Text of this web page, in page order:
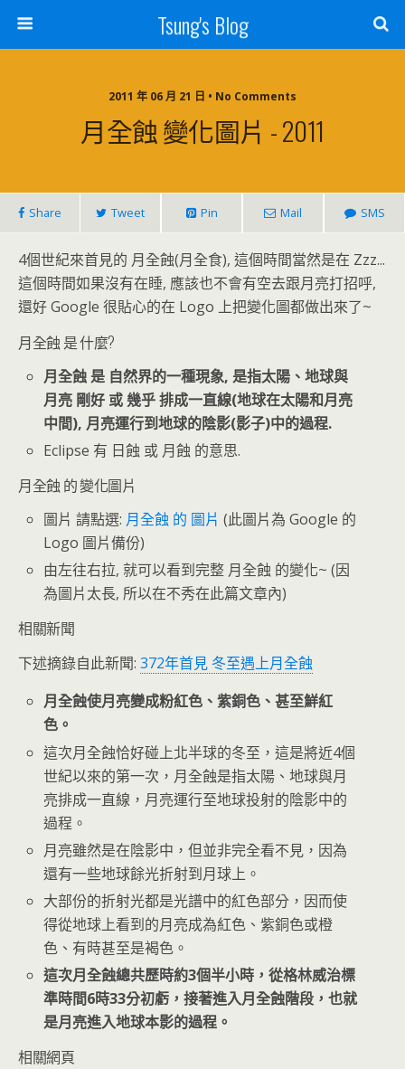
Tsung's Blog
2011 年 06 月 21 日 • No Comments
月全蝕 變化圖片 - 2011
Share Tweet Pin Mail SMS
4個世紀來首見的 月全蝕(月全食), 這個時間當然是在 Zzz...
這個時間如果沒有在睡, 應該也不會有空去跟月亮打招呼,
還好 Google 很貼心的在 Logo 上把變化圖都做出來了~
月全蝕 是 什麼?
月全蝕 是 自然界的一種現象, 是指太陽、地球與
月亮 剛好 或 幾乎 排成一直線(地球在太陽和月亮
中間), 月亮運行到地球的陰影(影子)中的過程.
Eclipse 有 日蝕 或 月蝕 的意思.
月全蝕 的 變化圖片
圖片 請點選: 月全蝕 的 圖片 (此圖片為 Google 的
Logo 圖片備份)
由左往右拉, 就可以看到完整 月全蝕 的變化~ (因
為圖片太長, 所以在不秀在此篇文章內)
相關新聞
下述摘錄自此新聞: 372年首見 冬至遇上月全蝕
月全蝕使月亮變成粉紅色、紫銅色、甚至鮮紅
色。
這次月全蝕恰好碰上北半球的冬至，這是將近4個
世紀以來的第一次，月全蝕是指太陽、地球與月
亮排成一直線，月亮運行至地球投射的陰影中的
過程。
月亮雖然是在陰影中，但並非完全看不見，因為
還有一些地球餘光折射到月球上。
大部份的折射光都是光譜中的紅色部分，因而使
得從地球上看到的月亮成為紅色、紫銅色或橙
色、有時甚至是褐色。
這次月全蝕總共歷時約3個半小時，從格林威治標
準時間6時33分初虧，接著進入月全蝕階段，也就
是月亮進入地球本影的過程。
相關網頁